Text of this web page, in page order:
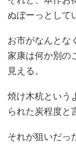
ぬぼーっとして
お市がなんとな
家康は何か別の
見える。
焼け木杭という
られた炭程度と
それが狙いだっ